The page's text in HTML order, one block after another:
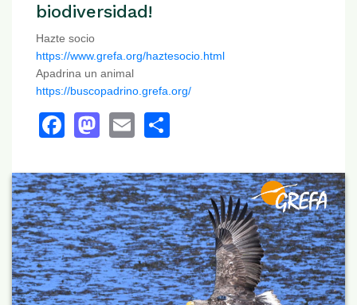
biodiversidad!
Hazte socio
https://www.grefa.org/haztesocio.html
Apadrina un animal
https://buscopadrino.grefa.org/
Facebook
Mastodon
Email